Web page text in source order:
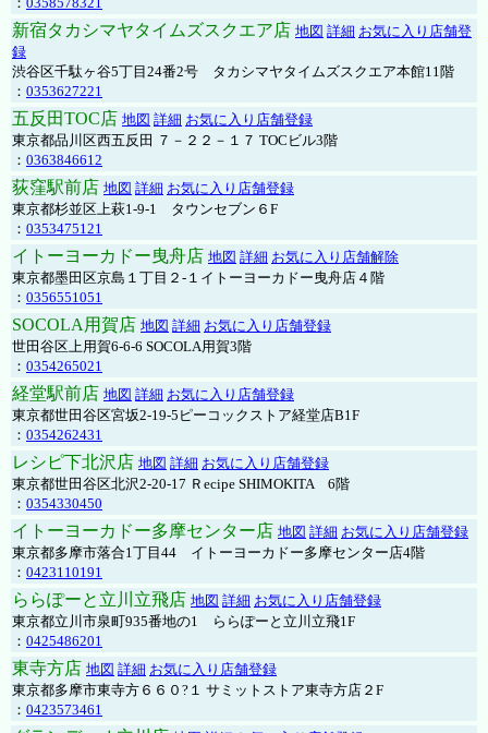
新宿タカシマヤタイムズスクエア店 地図 詳細 お気に入り店舗登
録
渋谷区千駄ヶ谷5丁目24番2号 タカシマヤタイムズスクエア本館11階
： 0353627221
五反田TOC店 地図 詳細 お気に入り店舗登録
東京都品川区西五反田 ７－２２－１７ TOCビル3階
： 0363846612
荻窪駅前店 地図 詳細 お気に入り店舗登録
東京都杉並区上萩1-9-1 タウンセブン６F
： 0353475121
イトーヨーカドー曳舟店 地図 詳細 お気に入り店舗解除
東京都墨田区京島１丁目２-１イトーヨーカドー曳舟店４階
： 0356551051
SOCOLA用賀店 地図 詳細 お気に入り店舗登録
世田谷区上用賀6-6-6 SOCOLA用賀3階
： 0354265021
経堂駅前店 地図 詳細 お気に入り店舗登録
東京都世田谷区宮坂2-19-5ピーコックストア経堂店B1F
： 0354262431
レシピ下北沢店 地図 詳細 お気に入り店舗登録
東京都世田谷区北沢2-20-17 Ｒecipe SHIMOKITA 6階
： 0354330450
イトーヨーカドー多摩センター店 地図 詳細 お気に入り店舗登録
東京都多摩市落合1丁目44 イトーヨーカドー多摩センター店4階
： 0423110191
ららぽーと立川立飛店 地図 詳細 お気に入り店舗登録
東京都立川市泉町935番地の1 ららぽーと立川立飛1F
： 0425486201
東寺方店 地図 詳細 お気に入り店舗登録
東京都多摩市東寺方６６０?１ サミットストア東寺方店２F
： 0423573461